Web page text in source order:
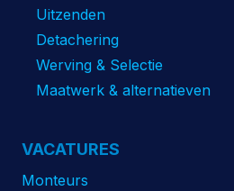
Uitzenden
Detachering
Werving & Selectie
Maatwerk & alternatieven
VACATURES
Monteurs